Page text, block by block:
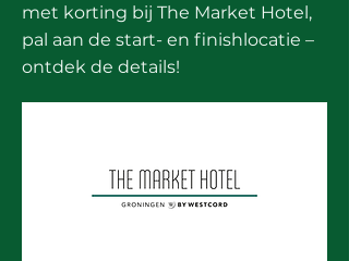
met korting bij The Market Hotel,
pal aan de start- en finishlocatie –
ontdek de details!